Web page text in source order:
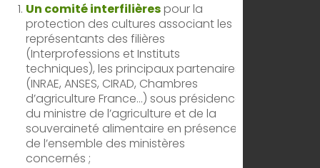
Un comité interfilièrespour la
protection des cultures associant les
représentants des filières
(Interprofessions et Instituts
techniques), les principaux partenaires
(INRAE, ANSES, CIRAD, Chambres
d’agriculture France…) sous présidence
du ministre de l’agriculture et de la
souveraineté alimentaire en présence
de l’ensemble des ministères
concernés ;